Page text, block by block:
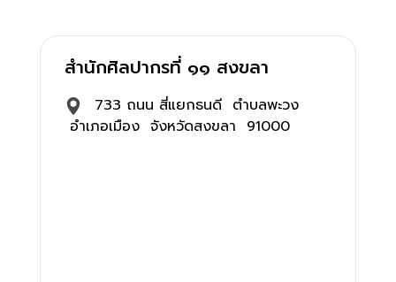
สำนักศิลปากรที่ ๑๑ สงขลา
733 ถนน สี่แยกธนดี ตำบลพะวง
อำเภอเมือง จังหวัดสงขลา 91000